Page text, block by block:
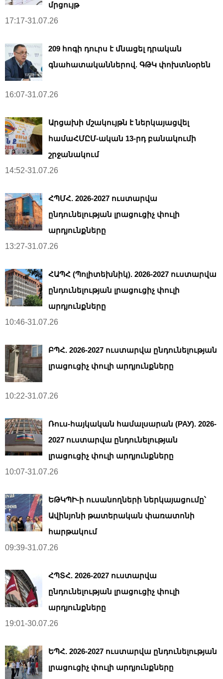
մրցույթ
17:17-31.07.26
209 հոգի դուրս է մնացել դրական
գնահատականներով. ԳԹԿ փոխտնօրեն
16:07-31.07.26
Արցախի մշակույթն է ներկայացվել
համաՀՄԸՄ-ական 13-րդ բանակումի
շրջանակում
14:52-31.07.26
ՀՊՄՀ. 2026-2027 ուստարվա
ընդունելության լրացուցիչ փուլի
արդյունքները
13:27-31.07.26
ՀԱՊՀ (Պոլիտեխնիկ). 2026-2027 ուստարվա
ընդունելության լրացուցիչ փուլի
արդյունքները
10:46-31.07.26
ԲՊՀ. 2026-2027 ուստարվա ընդունելության
լրացուցիչ փուլի արդյունքները
10:22-31.07.26
Ռուս-հայկական համալսարան (РАУ). 2026-
2027 ուստարվա ընդունելության
լրացուցիչ փուլի արդյունքները
10:07-31.07.26
ԵԹԿՊԻ-ի ուսանողների ներկայացումը՝
Ավինյոնի թատերական փառատոնի
հարթակում
09:39-31.07.26
ՀՊՏՀ. 2026-2027 ուստարվա
ընդունելության լրացուցիչ փուլի
արդյունքները
19:01-30.07.26
ԵՊՀ. 2026-2027 ուստարվա ընդունելության
լրացուցիչ փուլի արդյունքները